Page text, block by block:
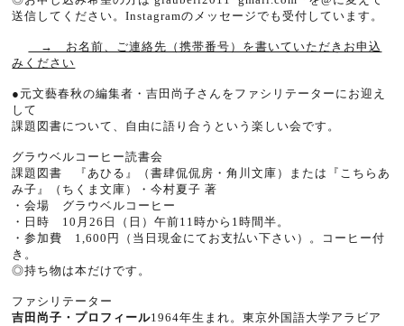
送信してください。Instagramのメッセージでも受付しています。
→ お名前、ご連絡先（携帯番号）を書いていただきお申込
みください
●元文藝春秋の編集者・吉田尚子さんをファシリテーターにお迎え
して
課題図書について、自由に語り合うという楽しい会です。
グラウベルコーヒー読書会
課題図書 『あひる』（書肆侃侃房・角川文庫）または『こちらあ
み子』（ちくま文庫）・今村夏子 著
・会場 グラウベルコーヒー
・日時 10月26日（日）午前11時から 1時間半。
・参加費 1,600 円（当日現金にてお支払い下さい）。コーヒー付
き。
◎持ち物は本だけです。
ファシリテーター
吉田尚子・プロフィール1964年生まれ。東京外国語大学アラビア